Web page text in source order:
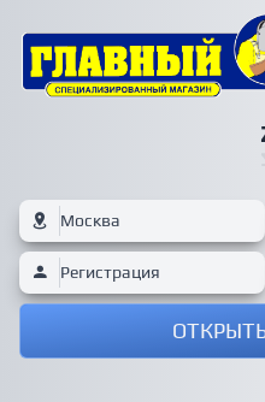
Москва
Регистрация